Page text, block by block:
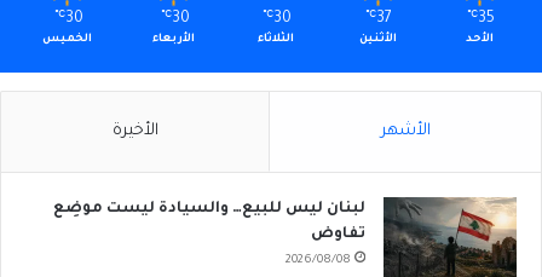
35
℃
الأحد
37
℃
الأثنين
30
℃
الثلاثاء
30
℃
الأربعاء
30
℃
الخميس
الأشهر الأخيرة
لبنان ليس للبيع… والسيادة ليست موضِع
تفاوض
2026/08/08